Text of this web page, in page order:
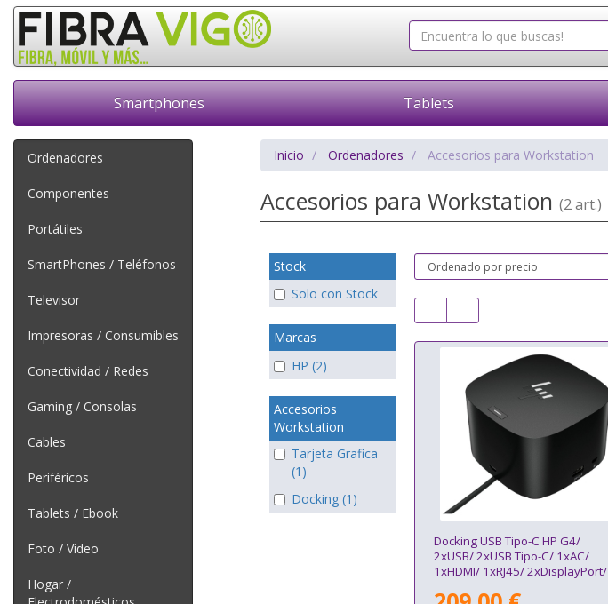
Smartphones Tablets
Ordenadores
Componentes
Portátiles
SmartPhones / Teléfonos
Televisor
Impresoras / Consumibles
Conectividad / Redes
Gaming / Consolas
Cables
Periféricos
Tablets / Ebook
Foto / Video
Hogar /
Inicio Ordenadores Accesorios para Workstation
Accesorios para Workstation (2 art.)
Stock
Solo con Stock
Marcas
HP (2)
Accesorios
Workstation
Tarjeta Grafica
(1)
Docking (1)
Docking USB Tipo-C HP G4/
2xUSB/ 2xUSB Tipo-C/ 1xAC/
1xHDMI/ 1xRJ45/ 2xDisplayPort/